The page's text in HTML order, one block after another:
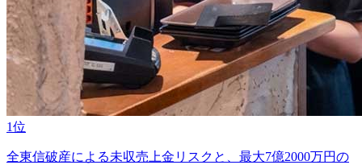
1位
全東信破産による未収売上金リスクと、最大7億2000万円の